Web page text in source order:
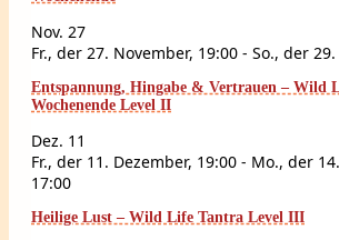
Nov. 27
Fr., der 27. November, 19:00 - So., der
Entspannung, Hingabe & Vertrauen – Wild
Wochenende Level II
Dez. 11
Fr., der 11. Dezember, 19:00 - Mo., der
17:00
Heilige Lust – Wild Life Tantra Level III